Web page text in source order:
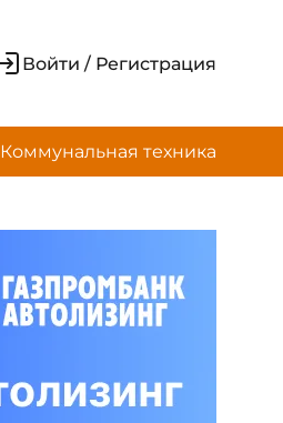
Войти / Регистрация
Коммунальная техника